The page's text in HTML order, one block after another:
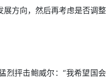
方向，然后再考虑是否调整
烈抨击鲍威尔：“我希望国会